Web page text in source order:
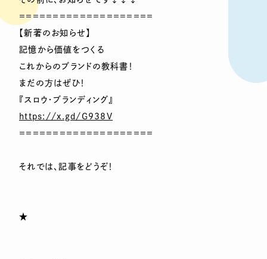
＝＝＝＝＝＝＝＝＝＝＝＝＝＝＝＝＝＝＝＝
【新著のお知らせ】
記憶から価値をつくる
これからのブランドの教科書！
まだの方はぜひ！
『スロウ・ブランディング』
https://x.gd/G938V
＝＝＝＝＝＝＝＝＝＝＝＝＝＝＝＝＝＝＝＝
それでは、記事をどうぞ！
★